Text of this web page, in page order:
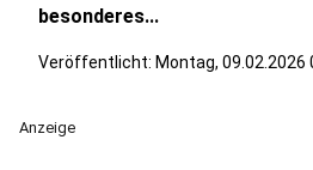
besonderes...
Veröffentlicht: Montag, 09.02.2026
Anzeige